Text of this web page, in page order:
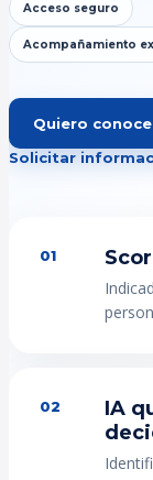
Acceso seguro
Acompañamiento
Quiero
Solicitar
01
02
IA